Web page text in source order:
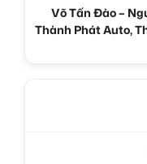
Võ Tấn Đào –
Thành Phát Auto,